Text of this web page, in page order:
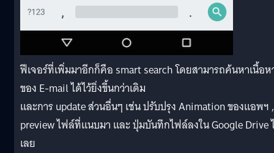
ฟีเจอร์ที่เพิ่มมาอีกก็คือ smart search โดยสามารถค้นหาเนื้อห
ของ E-mail ได้ไว้ยิ่งขึ้นกว่าเดิม
และการ update ส่วนอื่นๆ เช่น ปรับปรุง Animation ของแอพฯ
preview ไฟล์ที่แนบมา และ ปุ่มบันทึกไฟล์ลงใน Google Drive
เลย